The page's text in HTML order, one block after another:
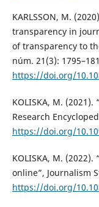
KARLSSON, M.
transparency in
of transparency to
núm. 21(3):
https://doi.org/
KOLISKA, M.
Research
https://doi.org/
KOLISKA, M.
online”, Journalism
https://doi.org/